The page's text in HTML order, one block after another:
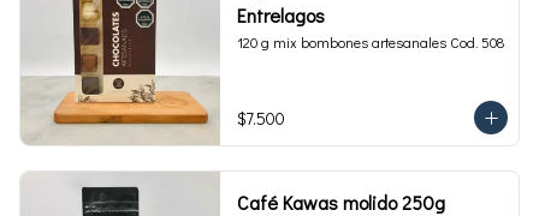
Entrelagos
120 g mix bombones artesanales Cod. 508
$7.500
Café Kawas molido 250g